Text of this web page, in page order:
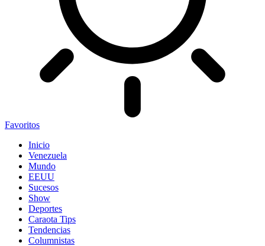
Favoritos
Inicio
Venezuela
Mundo
EEUU
Sucesos
Show
Deportes
Caraota Tips
Tendencias
Columnistas